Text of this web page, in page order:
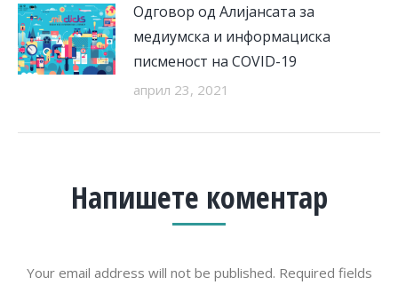
Одговор од Алијансата за
медиумска и информациска
писменост на COVID-19
април 23, 2021
Напишете коментар
Your email address will not be published. Required fields